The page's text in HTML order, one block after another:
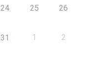
24 25 26
31 1 2